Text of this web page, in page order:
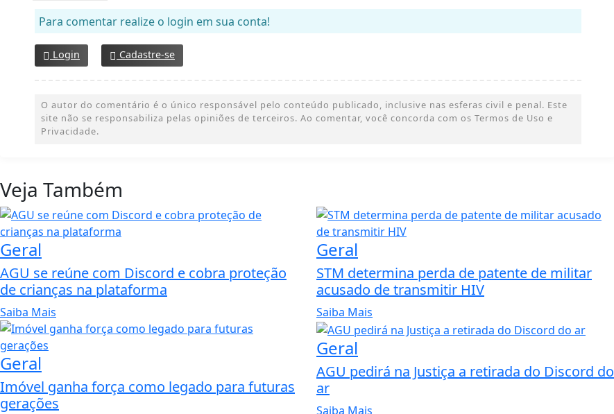
Para comentar realize o login em sua conta!
Login Cadastre-se
O autor do comentário é o único responsável pelo conteúdo publicado, inclusive nas esferas civil e penal. Este
site não se responsabiliza pelas opiniões de terceiros. Ao comentar, você concorda com os Termos de Uso e
Privacidade.
Veja Também
Geral
AGU se reúne com Discord e cobra proteção
de crianças na plataforma
Saiba Mais
Geral
STM determina perda de patente de militar
acusado de transmitir HIV
Saiba Mais
Geral
Imóvel ganha força como legado para futuras
gerações
Geral
AGU pedirá na Justiça a retirada do Discord do
ar
Saiba Mais